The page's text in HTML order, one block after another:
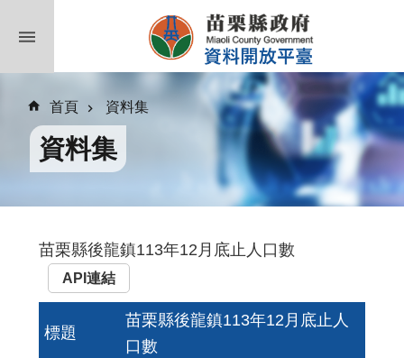
首頁 資料集
資料集
苗栗縣後龍鎮113年12月底止人口數
API連結
標題
苗栗縣後龍鎮113年12月底止人
口數